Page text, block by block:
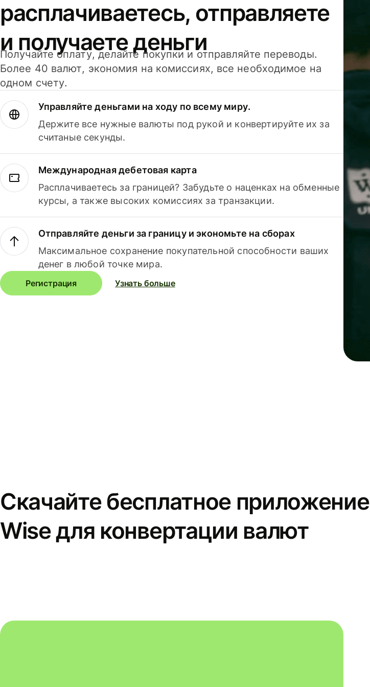
расплачиваетесь, отправляете
и получаете деньги
Получайте оплату, делайте покупки и отправляйте переводы.
Более 40 валют, экономия на комиссиях, все необходимое на
одном счету.
Управляйте деньгами на ходу по всему миру.
Держите все нужные валюты под рукой и конвертируйте их за
считаные секунды.
Международная дебетовая карта
Расплачиваетесь за границей? Забудьте о наценках на обменные
курсы, а также высоких комиссиях за транзакции.
Отправляйте деньги за границу и экономьте на сборах
Максимальное сохранение покупательной способности ваших
денег в любой точке мира.
Регистрация Узнать больше
Скачайте бесплатное приложение
Wise для конвертации валют